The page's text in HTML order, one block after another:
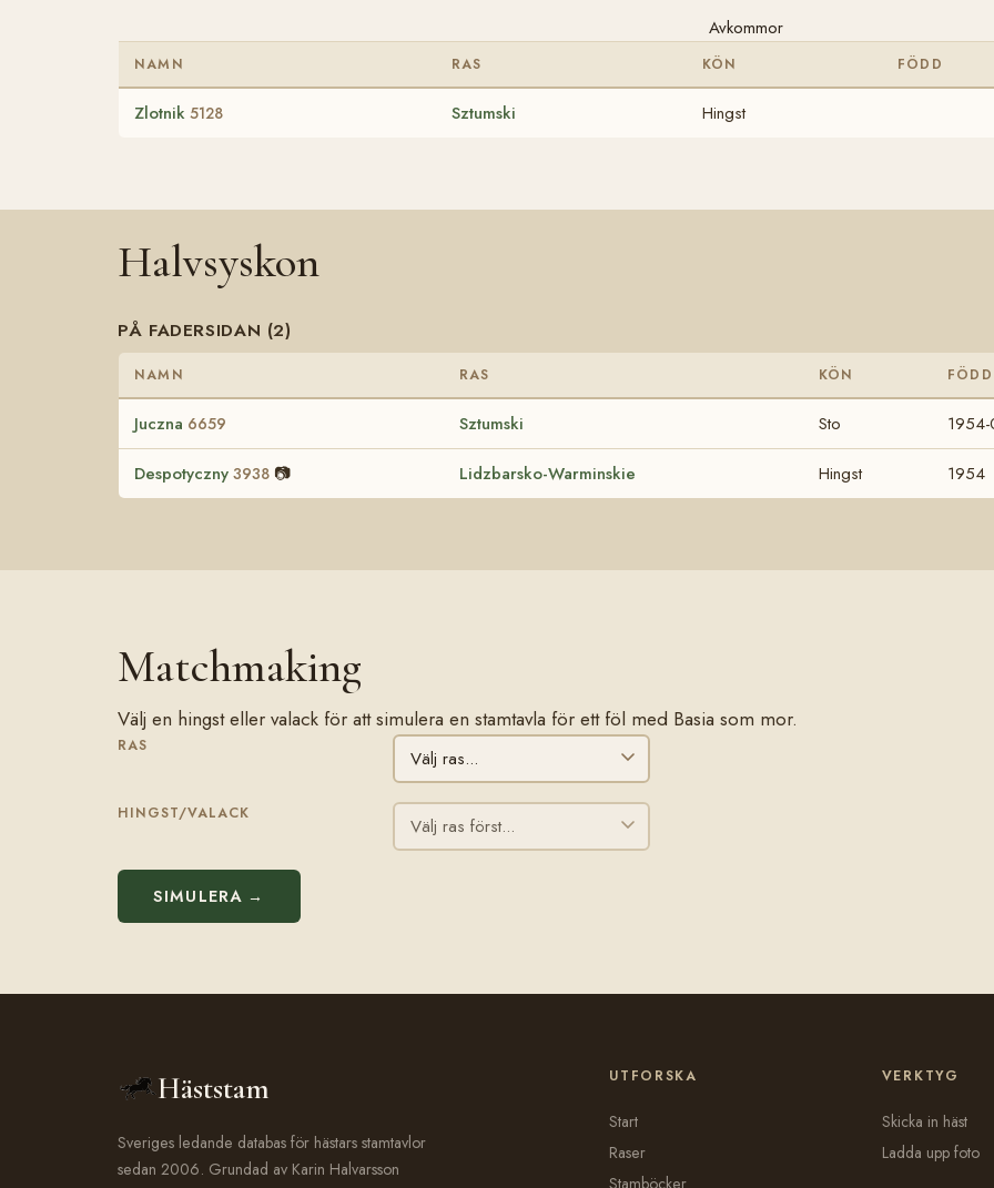
Avkommor
NAMN RAS KÖN FÖDD
Zlotnik 5128 Sztumski Hingst
Halvsyskon
PÅ FADERSIDAN (2)
NAMN RAS KÖN FÖDD
Juczna 6659 Sztumski Sto
Despotyczny 3938 📷 Lidzbarsko-Warminskie Hingst 1954
Matchmaking
Välj en hingst eller valack för att simulera en stamtavla för ett föl med Basia som mor.
RAS
HINGST/VALACK
SIMULERA →
Häststam
Sveriges ledande databas för hästars stamtavlor
sedan 2006. Grundad av Karin Halvarsson
UTFORSKA
Start
Raser
Stamböcker
VERKTYG
Skicka in häst
Ladda upp foto